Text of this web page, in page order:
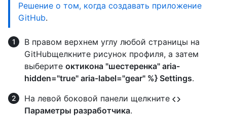
Решение о том, когда создавать приложение
GitHub.
В правом верхнем углу любой страницы на
GitHubщелкните рисунок профиля, а затем
выберите октикона "шестеренка" aria-
hidden="true" aria-label="gear" %} Settings.
На левой боковой панели щелкните
Параметры разработчика.